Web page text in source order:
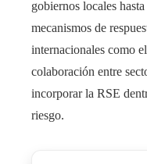
gobiernos locales
mecanismos de
internacionales como
colaboración entre
incorporar la RSE
riesgo.